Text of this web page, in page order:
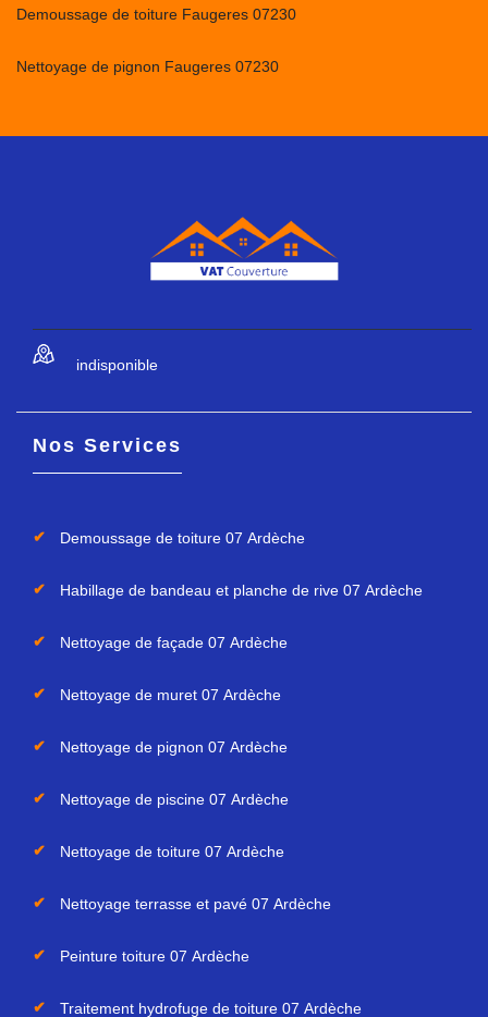
Demoussage de toiture Faugeres 07230
Nettoyage de pignon Faugeres 07230
indisponible
Nos Services
Demoussage de toiture 07 Ardèche
Habillage de bandeau et planche de rive 07 Ardèche
Nettoyage de façade 07 Ardèche
Nettoyage de muret 07 Ardèche
Nettoyage de pignon 07 Ardèche
Nettoyage de piscine 07 Ardèche
Nettoyage de toiture 07 Ardèche
Nettoyage terrasse et pavé 07 Ardèche
Peinture toiture 07 Ardèche
Traitement hydrofuge de toiture 07 Ardèche